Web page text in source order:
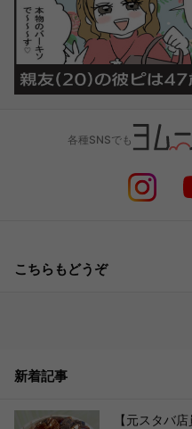
各種SNSでも
こちらもどうぞ
新着記事
【元スタバ